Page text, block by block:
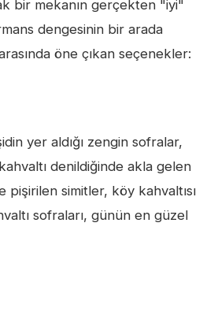
bir mekanın gerçekten "iyi"
dengesinin bir arada
öne çıkan seçenekler:
yer aldığı zengin sofralar,
denildiğinde akla gelen
pişirilen simitler, köy kahvaltısı
sofraları, günün en güzel